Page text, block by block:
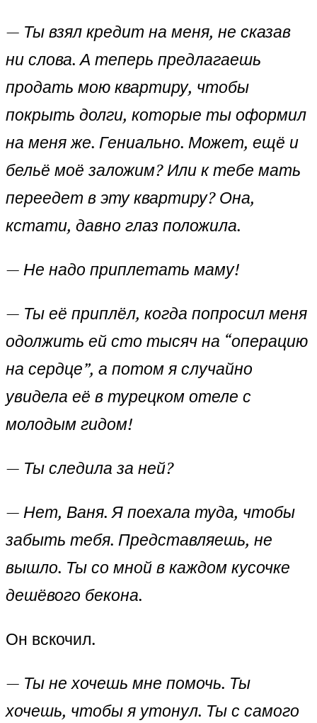
— Ты взял кредит на меня, не сказав
ни слова. А теперь предлагаешь
продать мою квартиру, чтобы
покрыть долги, которые ты оформил
на меня же. Гениально. Может, ещё и
бельё моё заложим? Или к тебе мать
переедет в эту квартиру? Она,
кстати, давно глаз положила.
—Не надо приплетать маму!
— Ты её приплёл, когда попросил меня
одолжить ей сто тысяч на “операцию
на сердце”, а потом я случайно
увидела её в турецком отеле с
молодым гидом!
— Ты следила за ней?
—Нет, Ваня. Я поехала туда, чтобы
забыть тебя. Представляешь, не
вышло. Ты со мной в каждом кусочке
дешёвого бекона.
Он вскочил.
— Ты не хочешь мне помочь. Ты
хочешь, чтобы я утонул. Ты с самого